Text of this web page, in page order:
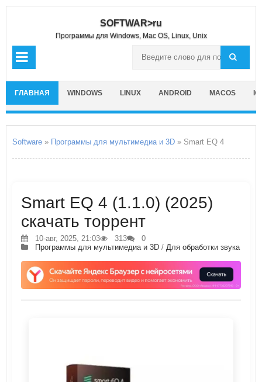
SOFTWAR>ru
Программы для Windows, Mac OS, Linux, Unix
ГЛАВНАЯ WINDOWS LINUX ANDROID MACOS
Software » Программы для мультимедиа и 3D » Smart EQ 4
Smart EQ 4 (1.1.0) (2025)
скачать торрент
10-авг, 2025, 21:03 313
0
Программы для мультимедиа и 3D / Для обработки звука